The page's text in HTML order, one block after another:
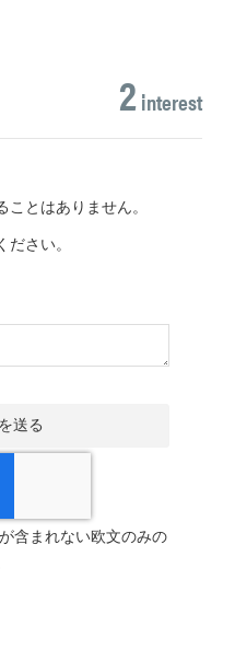
2interest
ことはありません。
ださい。
含まれない欧文のみの